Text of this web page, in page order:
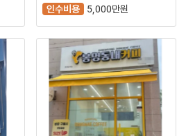
인수비용
5,000만원